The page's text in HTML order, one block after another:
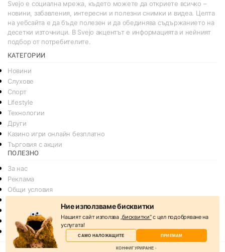
Svejo е социална мрежа, където можете да откриете всичко –
новини, забавления, интересни и полезни снимки и видеа. Целта
на уебсайта е да бъде полезен и да обединява съдържанието на
десетки източници. В Svejo акцентът е информацията и нейният
подбор от потребителите.
КАТЕГОРИИ
Новини
Слухове
Спорт
Lifestyle
Технологии
Други
Казино игри онлайн безплатно
Търговия с акции
ПОЛЕЗНО
За нас
Реклама
Общи условия
Политика за поверителснот
Политика на Бисквитките
Контакти
Ние използваме бисквитки
Нашият сайт използва „бисквитки“с цел подобряване на
услугата!
САМО НАЛОЖАЩИТЕ ПРИЕМАМ
КОНФИГУРИРАНЕ